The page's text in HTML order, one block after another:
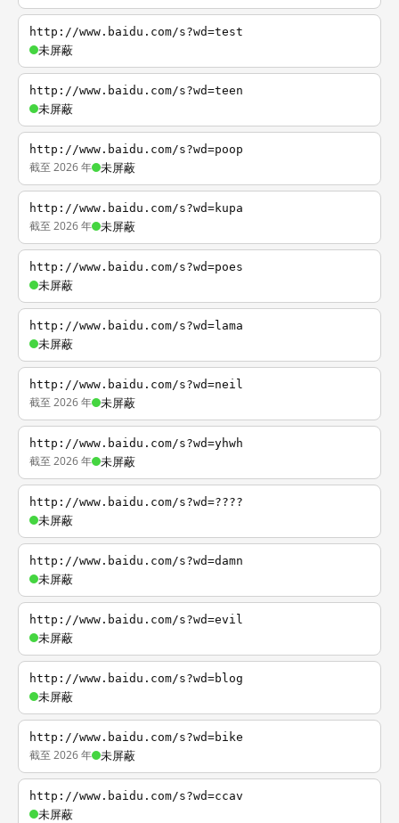
http://www.baidu.com/s?wd=test
未屏蔽
http://www.baidu.com/s?wd=teen
未屏蔽
http://www.baidu.com/s?wd=poop
截至 2026 年 未屏蔽
http://www.baidu.com/s?wd=kupa
截至 2026 年 未屏蔽
http://www.baidu.com/s?wd=poes
未屏蔽
http://www.baidu.com/s?wd=lama
未屏蔽
http://www.baidu.com/s?wd=neil
截至 2026 年 未屏蔽
http://www.baidu.com/s?wd=yhwh
截至 2026 年 未屏蔽
http://www.baidu.com/s?wd=????
未屏蔽
http://www.baidu.com/s?wd=damn
未屏蔽
http://www.baidu.com/s?wd=evil
未屏蔽
http://www.baidu.com/s?wd=blog
未屏蔽
http://www.baidu.com/s?wd=bike
截至 2026 年 未屏蔽
http://www.baidu.com/s?wd=ccav
未屏蔽